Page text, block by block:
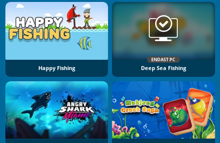
Happy Fishing
ENDAST PC
Deep Sea Fishing